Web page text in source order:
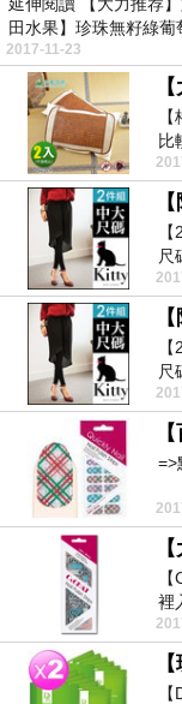
田水果】珍珠無籽綠葡
2017-11-23
比
(2
尺
尺
=>
裡